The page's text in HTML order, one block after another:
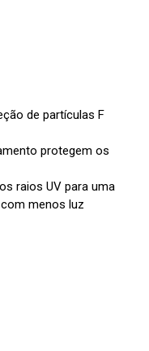
de partículas F
protegem os
raios UV para uma
menos luz